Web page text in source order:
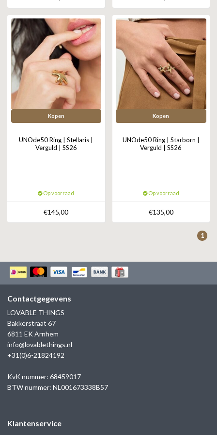
LILLY
KAPTEN & SON
Kopen
UNOde50 Ring | Stellaris |
Verguld | SS26
Op voorraad
€145,00
Kopen
UNOde50 Ring | Starborn |
Verguld | SS26
Op voorraad
€135,00
1
Contactgegevens
LOVABLE THINGS
Bakkerstraat 67
6811 EK Arnhem
info@lovablethings.nl
+31(0)6-21824192
KvK nummer: 68459017
BTW nummer: NL001673338B57
Klantenservice